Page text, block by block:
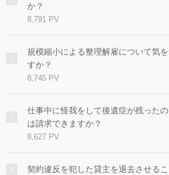
か？
8,791 PV
規模縮小による整理解雇について気
すか？
8,745 PV
仕事中に怪我をして後遺症が残った
は請求できますか？
8,627 PV
契約違反を犯した貸主を退去させる